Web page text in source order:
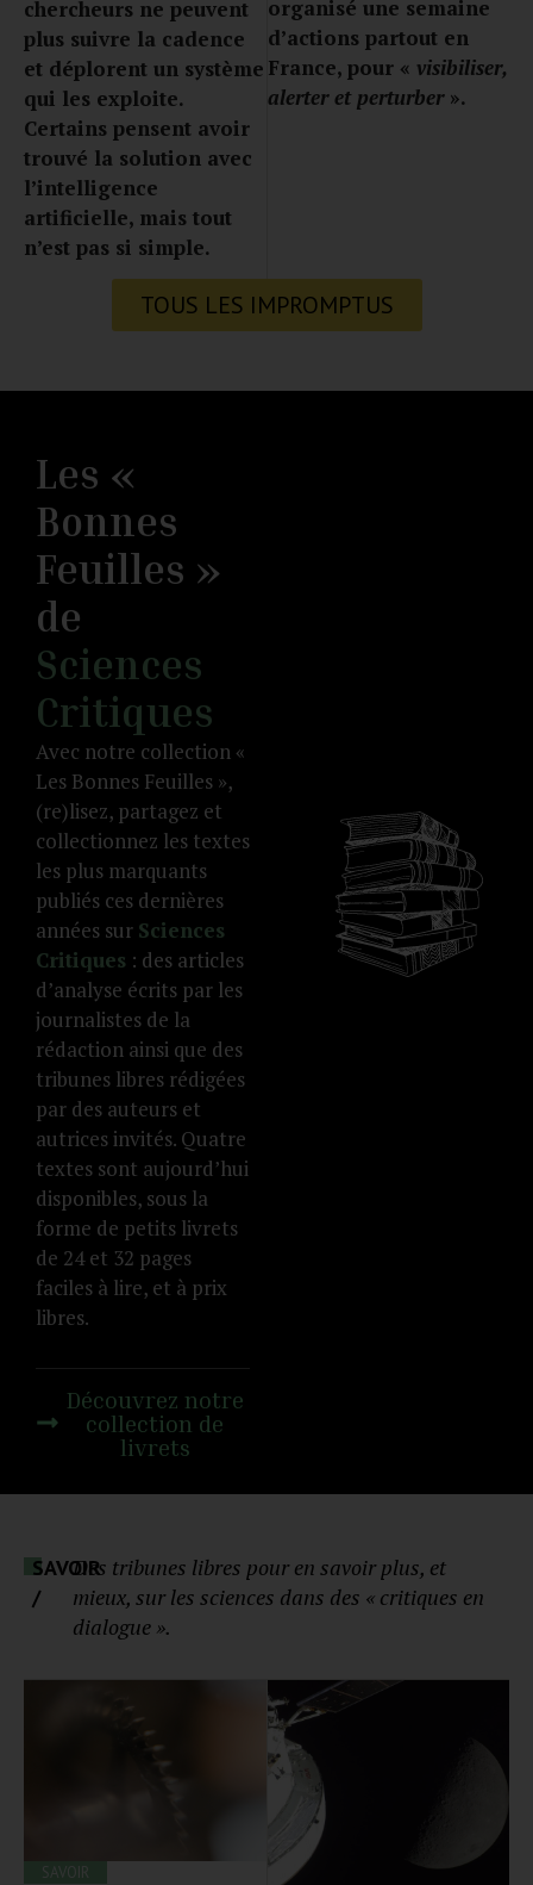
chercheurs ne peuvent
plus suivre la cadence
et déplorent un système
qui les exploite.
Certains pensent avoir
trouvé la solution avec
l’intelligence
artificielle, mais tout
n’est pas si simple.
organisé une semaine
d’actions partout en
France, pour « visibiliser,
alerter et perturber».
TOUS LES IMPROMPTUS
Les «
Bonnes
Feuilles »
de
Sciences
Critiques
Avec notre collection «
Les Bonnes Feuilles »,
(re)lisez, partagez et
collectionnez les textes
les plus marquants
publiés ces dernières
années sur Sciences
Critiques : des articles
d’analyse écrits par les
journalistes de la
rédaction ainsi que des
tribunes libres rédigées
par des auteurs et
autrices invités. Quatre
textes sont aujourd’hui
disponibles, sous la
forme de petits livrets
de 24 et 32 pages
faciles à lire, et à prix
libres.
Découvrez notre
collection de
livrets
SAVOIR
/
Des tribunes libres pour en savoir plus, et
mieux, sur les sciences dans des « critiques en
dialogue ».
SAVOIR